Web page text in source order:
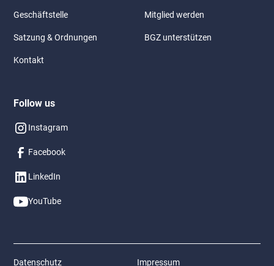
Geschäftstelle
Satzung & Ordnungen
Kontakt
Mitglied werden
BGZ unterstützen
Follow us
Instagram
Facebook
LinkedIn
YouTube
Datenschutz Impressum